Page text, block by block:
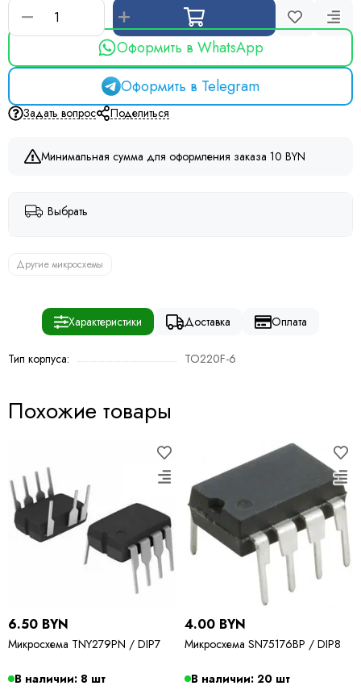
Оформить в WhatsApp
Оформить в Telegram
Задать вопрос Поделиться
Минимальная сумма для оформления заказа 10 BYN
Выбрать
Другие микросхемы
Характеристики Доставка Оплата
Тип корпуса: TO220F-6
Похожие товары
6.50 BYN
Микросхема TNY279PN / DIP7
В наличии: 8 шт
4.00 BYN
Микросхема SN75176BP / DIP8
В наличии: 20 шт